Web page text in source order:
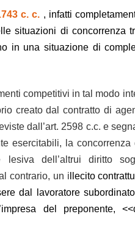
c. c. , infatti
situazioni di concorrenza
in una situazione di
competitivi in tal modo
creato dal contratto di
dall’art. 2598 c.c. e
esercitabili, la
lesiva dell’altrui diritto
contrario, un i llecito
dal lavoratore
del preponente,